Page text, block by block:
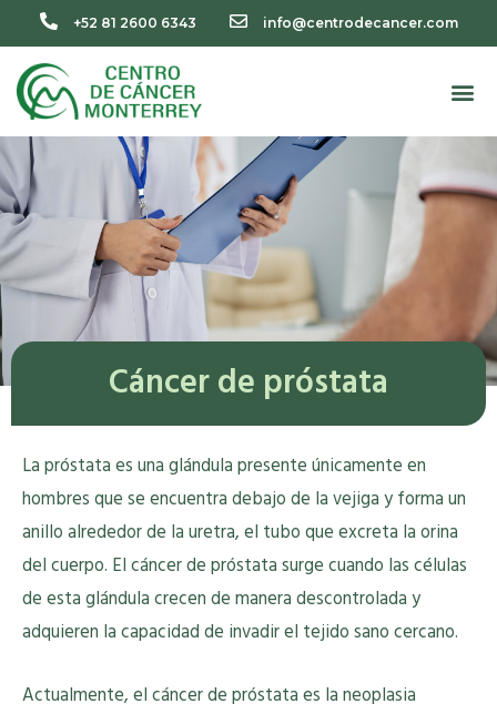
+52 81 2600 6343 info@centrodecancer.com
Cáncer de próstata
La próstata es una glándula presente únicamente en
hombres que se encuentra debajo de la vejiga y forma un
anillo alrededor de la uretra, el tubo que excreta la orina
del cuerpo. El cáncer de próstata surge cuando las células
de esta glándula crecen de manera descontrolada y
adquieren la capacidad de invadir el tejido sano cercano.
Actualmente, el cáncer de próstata es la neoplasia